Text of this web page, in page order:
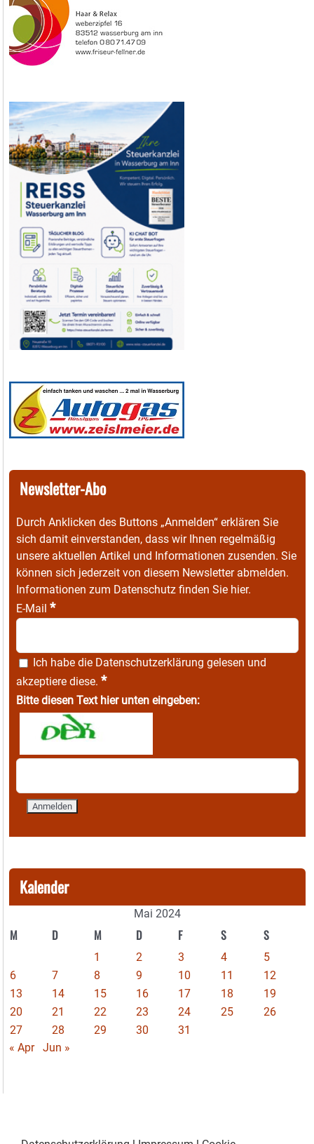
Newsletter-Abo
Durch Anklicken des Buttons „Anmelden“ erklären Sie
sich damit einverstanden, dass wir Ihnen regelmäßig
unsere aktuellen Artikel und Informationen zusenden. Sie
können sich jederzeit von diesem Newsletter abmelden.
Informationen zum Datenschutz finden Sie hier.
E-Mail *
Ich habe die Datenschutzerklärung gelesen und
akzeptiere diese. *
Bitte diesen Text hier unten eingeben:
Kalender
Mai 2024
M D M D F S S
1 2 3 4
5
6
7 8 9 10 11
12
13
14 15 16 17 18
19
20
21 22 23 24 25
26
27
28 29 30
31
« Apr
Jun »